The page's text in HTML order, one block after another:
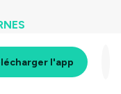
l'app